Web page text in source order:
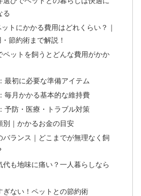
る
トにかかる費用はどれくらい？｜
節約術まで解説！
ペットを飼うとどんな費用がかか
最初に必要な準備アイテム
毎月かかる基本的な維持費
予防・医療・トラブル対策
別｜かかるお金の目安
バランス｜どこまでが無理なく飼
代も地味に痛い？一人暮らしなら
ぎない！ペットとの節約術